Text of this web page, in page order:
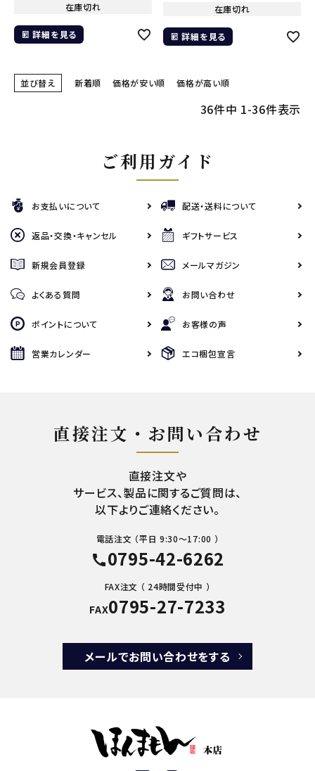
在庫切れ
詳細を見る
在庫切れ
詳細を見る
並び替え 新着順 価格が安い順 価格が高い順
36件中 1-36件表示
ご利用ガイド
お支払いについて 配送・送料について
返品・交換・キャンセル ギフトサービス
新規会員登録 メールマガジン
よくある質問 お問い合わせ
ポイントについて お客様の声
営業カレンダー エコ梱包宣言
直接注文・お問い合わせ
直接注文や
サービス、製品に関するご質問は、
以下よりご連絡ください。
電話注文 （平日 9:30～17:00 ）
call0795-42-6262
FAX注文 （ 24時間受付中 ）
FAX0795-27-7233
メールでお問い合わせをする